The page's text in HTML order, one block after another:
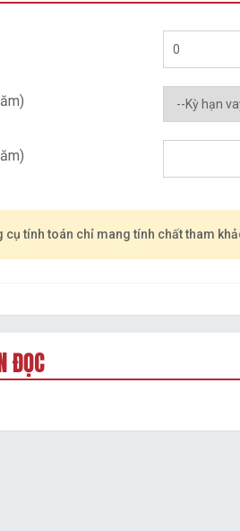
cụ tính toán chỉ mang tính chất tham
ĐỌC